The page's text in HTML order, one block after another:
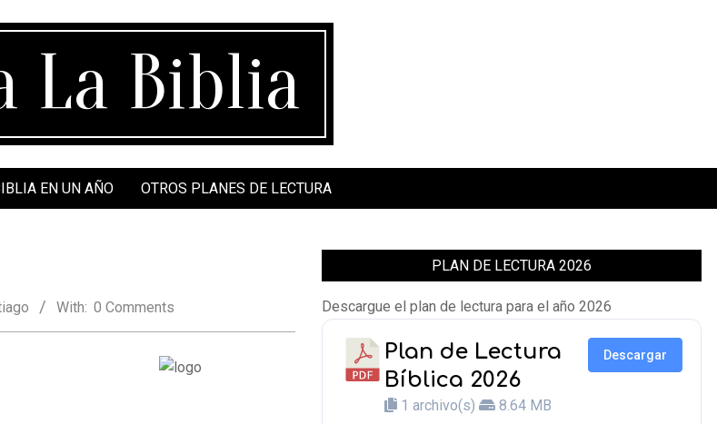
La Biblia
EN UN AÑO OTROS PLANES DE LECTURA
With: 0 Comments
PLAN DE LECTURA 2026
Descargue el plan de lectura para el año 2026
Plan de Lectura
Bíblica 2026
1 archivo(s) 8.64 MB
Descargar